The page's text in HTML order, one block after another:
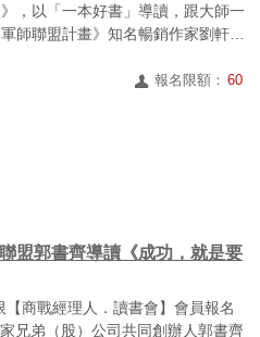
，以「一本好書」導讀，跟大師一
師聯盟計畫》知名暢銷作家劉軒，
報名限額： 60
盟郭書齊導讀《成功，就是要
商戰經理人．讀書會】會員報名
兄弟（股）公司共同創辦人郭書齊